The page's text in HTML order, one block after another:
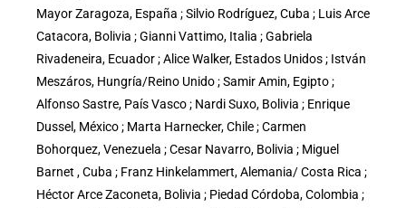
Mayor Zaragoza, España ; Silvio Rodríguez, Cuba ; Luis Arce
Catacora, Bolivia ; Gianni Vattimo, Italia ; Gabriela
Rivadeneira, Ecuador ; Alice Walker, Estados Unidos ; István
Meszáros, Hungría/Reino Unido ; Samir Amin, Egipto ;
Alfonso Sastre, País Vasco ; Nardi Suxo, Bolivia ; Enrique
Dussel, México ; Marta Harnecker, Chile ; Carmen
Bohorquez, Venezuela ; Cesar Navarro, Bolivia ; Miguel
Barnet , Cuba ; Franz Hinkelammert, Alemania/ Costa Rica ;
Héctor Arce Zaconeta, Bolivia ; Piedad Córdoba, Colombia ;